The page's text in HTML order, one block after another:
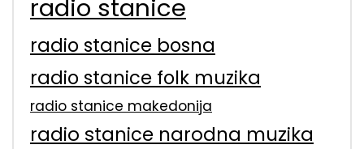
radio stanice
radio stanice bosna
radio stanice folk muzika
radio stanice makedonija
radio stanice narodna muzika